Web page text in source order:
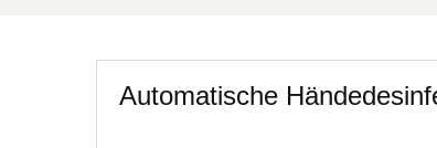
Automatische